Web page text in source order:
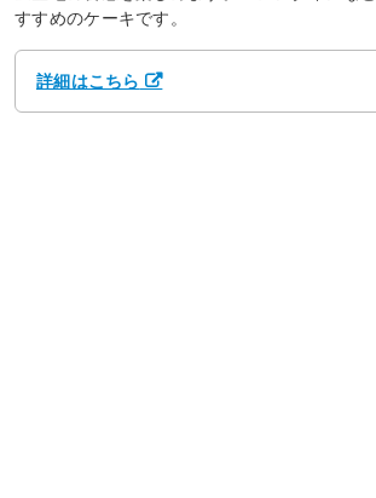
すすめのケーキです。
詳細はこちら